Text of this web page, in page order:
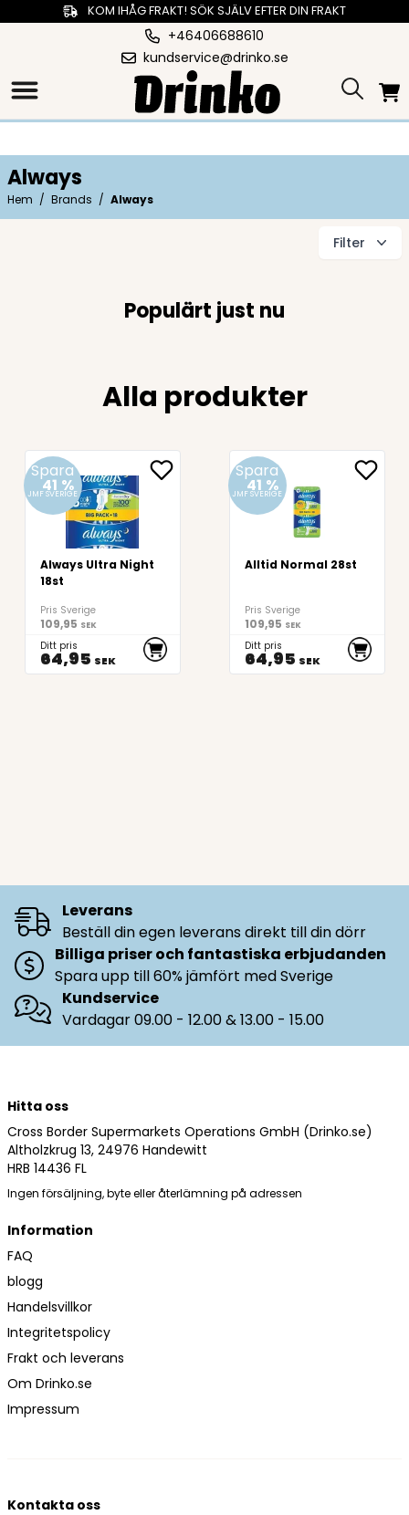
KOM IHÅG FRAKT! SÖK SJÄLV EFTER DIN FRAKT
+46406688610
kundservice@drinko.se
Always
Hem / Brands / Always
Filter
Populärt just nu
Alla produkter
Spara
41 %
JMF SVERIGE
Always Ultra Night
18st
Pris Sverige
109,95 SEK
Ditt pris
64,95 SEK
Spara
41 %
JMF SVERIGE
Alltid Normal 28st
Pris Sverige
109,95 SEK
Ditt pris
64,95 SEK
Leverans
Beställ din egen leverans direkt till din dörr
Billiga priser och fantastiska erbjudanden
Spara upp till 60% jämfört med Sverige
Kundservice
Vardagar 09.00 - 12.00 & 13.00 - 15.00
Hitta oss
Cross Border Supermarkets Operations GmbH (Drinko.se)
Altholzkrug 13, 24976 Handewitt
HRB 14436 FL
Ingen försäljning, byte eller återlämning på adressen
Information
FAQ
blogg
Handelsvillkor
Integritetspolicy
Frakt och leverans
Om Drinko.se
Impressum
Kontakta oss